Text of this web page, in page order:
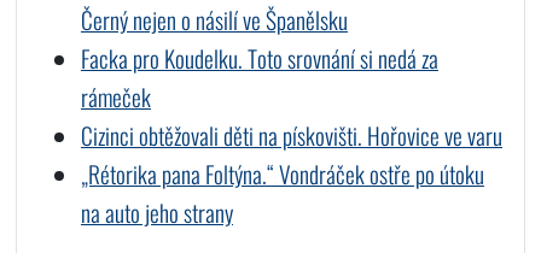
Černý nejen o násilí ve Španělsku
Facka pro Koudelku. Toto srovnání si nedá za
rámeček
Cizinci obtěžovali děti na pískovišti. Hořovice ve varu
„Rétorika pana Foltýna.“ Vondráček ostře po útoku
na auto jeho strany